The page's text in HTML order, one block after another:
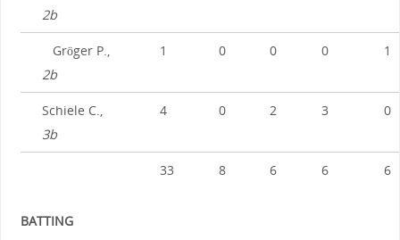
2b
Gröger P.,
2b
1 0 0 0 1
Schiele C.,
3b
4 0 2 3 0
33 8 6 6 6
BATTING